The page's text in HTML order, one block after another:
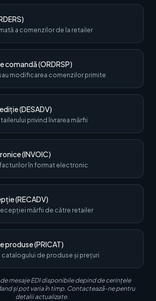
a comenzilor de la retailer
comandă (ORDRSP)
modificarea comenzilor primite
(DESADV)
privind livrarea mărfii
(INVOIC)
în format electronic
(RECADV)
mărfii de către retailer
produse (PRICAT)
catalogului de produse și prețuri
mesaje EDI disponibile depind de cerințele
și pot varia în timp. Contactează-ne pentru
detalii actualizate.